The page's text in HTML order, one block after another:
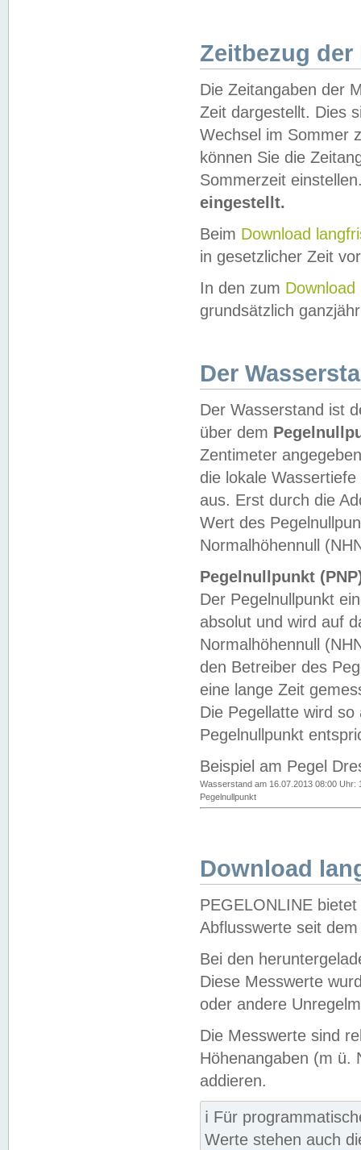
Zeitbezug der
Die Zeitangaben der
Zeit dargestellt. Dies
Wechsel im Sommer
können Sie die
Sommerzeit
eingestellt.
Beim Download
in gesetzlicher Zeit
In den zum Download
grundsätzlich
Der
Der Wasserstand ist
über dem
Zentimeter
die lokale
aus. Erst durch die
Wert des
Normalhöhennull
Pegelnullpunkt
Der Pegelnullpunkt
absolut und wird auf
Normalhöhennull
den Betreiber des
eine lange Zeit
Die Pegellatte wird
Pegelnullpunkt
Beispiel am Pegel
Wasserstand am 16.07.2013 08:00 Uhr:
Pegelnullpunkt
Download
PEGELONLINE
Abflusswerte seit
Bei den
Diese Messwerte
oder andere
Die Messwerte sind
Höhenangaben (m ü.
addieren.
ℹ️ Für
Werte stehen auch